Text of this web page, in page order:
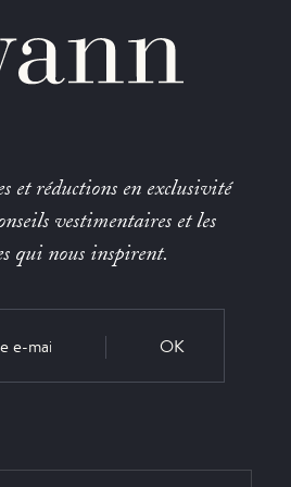
et réductions en exclusivité
vestimentaires et les
qui nous inspirent.
OK